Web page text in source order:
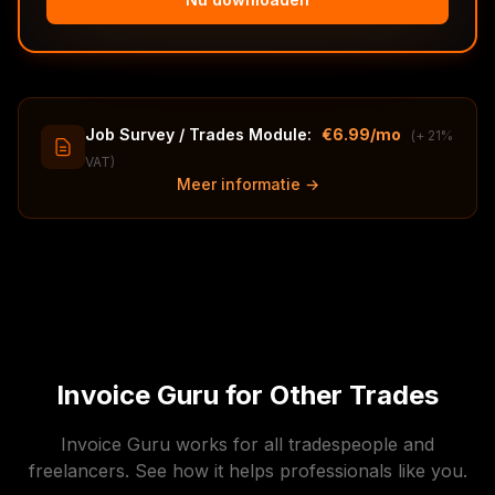
Job Survey / Trades Module: €6.99/mo
(+ 21%
VAT)
Meer informatie →
Invoice Guru for Other Trades
Invoice Guru works for all tradespeople and
freelancers. See how it helps professionals like you.